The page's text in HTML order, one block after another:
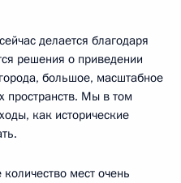
делается благодаря
решения о приведении
большое, масштабное
пространств. Мы в том
как исторические
мест очень